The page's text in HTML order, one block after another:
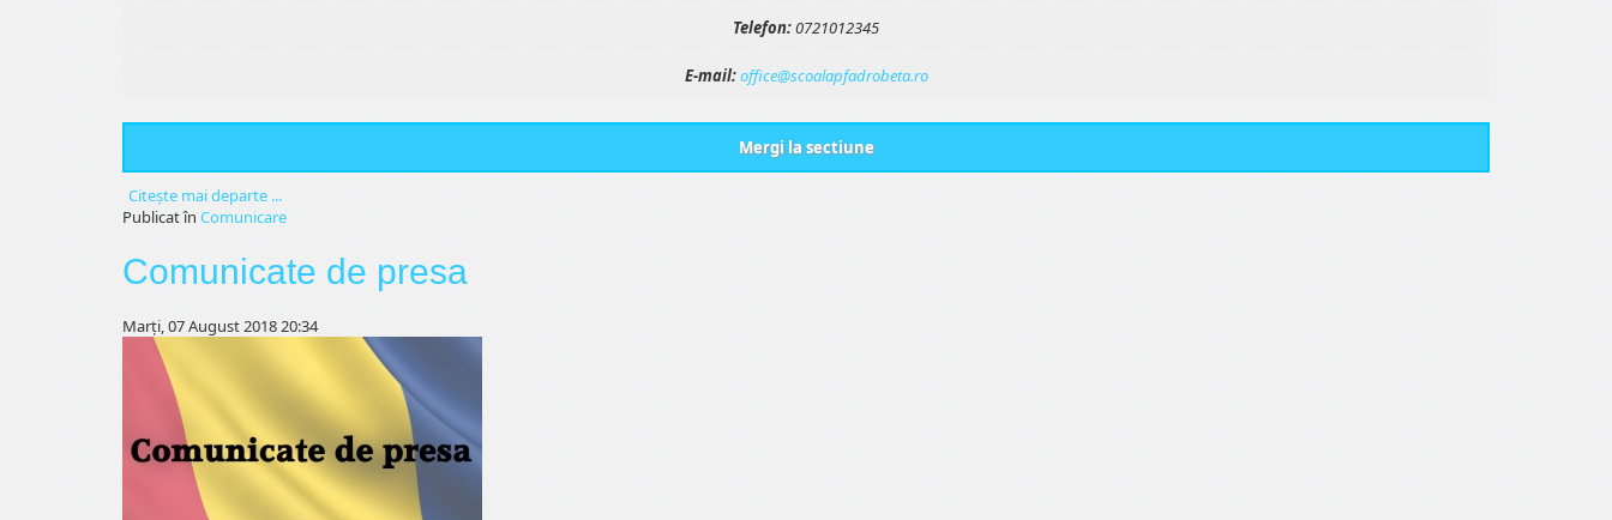
Telefon:0721012345
E-mail:office@scoalapfadrobeta.ro
Mergi la sectiune
Citeşte mai departe ...
Publicat în Comunicare
Comunicate de presa
Marți, 07 August 2018 20:34